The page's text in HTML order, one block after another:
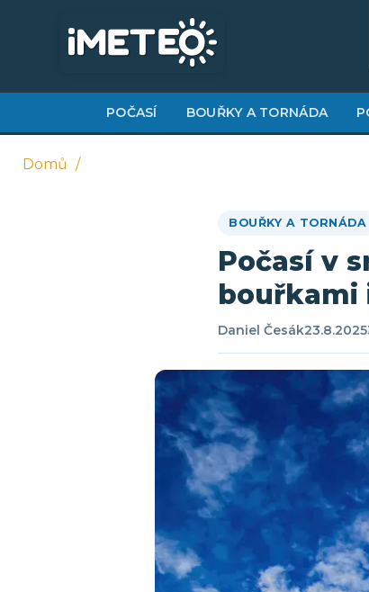
hlavnímu
POČASÍ BOUŘKY A TORNÁDA
Domů
BOUŘKY A TORNÁDA
Počasí v
bouřkami
Daniel Česák23.8.2025